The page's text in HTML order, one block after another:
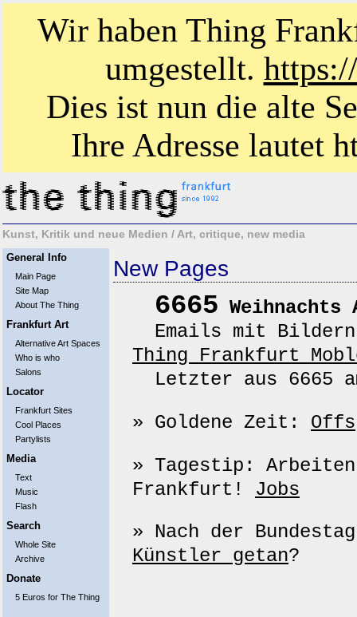
Wir haben Thing
umgestellt.
Dies ist nun die alte
Ihre Adresse lautet
Kunst, Kritik und neue Medien / Art, critique, new media
General Info
Main Page
Site Map
About The Thing
Frankfurt Art
Alternative Art Spaces
Who is who
Salons
Locator
Frankfurt Sites
Cool Places
Partylists
Media
Text
Music
Flash
Search
Whole Site
Archive
Donate
5 Euros for The Thing
New Pages
6665
Emails mit
Thing Frankfurt
Letzter aus 6665
» Goldene Zeit:
» Tagestip:
Frankfurt! Jobs
» Nach der
Künstler getan?